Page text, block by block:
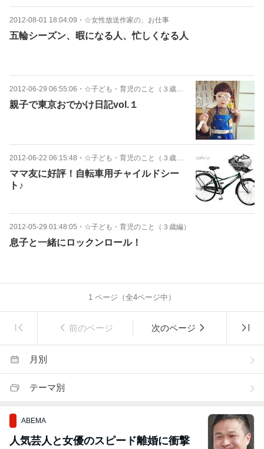
2012-08-01 18:04:09 ・ ☆女性放送作家の、お仕事
五輪シーズン、暇になる人、忙しくなる人
2012-06-29 06:55:06 ・ ☆子ども・育児のこと（３歳編）
親子で東京おでかけ日記vol.１
2012-06-22 06:15:48 ・ ☆子ども・育児のこと（３歳編）
ママ友に好評！自転車用チャイルドシー
ト♪
2012-05-29 01:48:05 ・ ☆子ども・育児のこと（３歳編）
息子と一緒にロックンロール！
1 ページ（全4ページ中）
前のページ 次のページ
月別
テーマ別
ABEMA
人気芸人と女優のスピード離婚に衝撃